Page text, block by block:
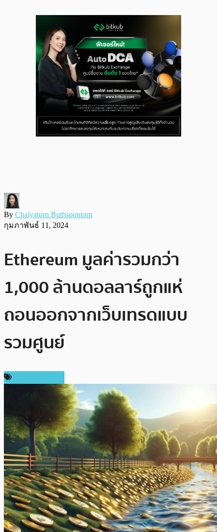
By Chaiyatorn Buthsoontorn
กุมภาพันธ์ 11, 2024
Ethereum มูลค่ารวมกว่า
1,000 ล้านดอลลาร์ถูกแห่
ถอนออกจากเว็บเทรดแบบ
รวมศูนย์